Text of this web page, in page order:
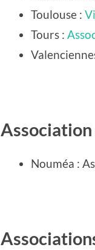
Toulouse :
Tours :
Nouméa :